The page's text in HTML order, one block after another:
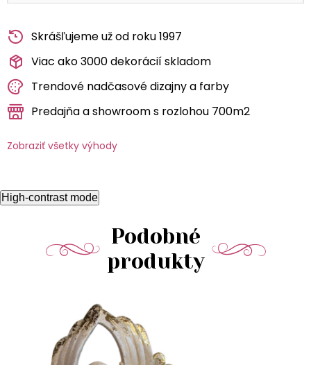
Skrášľujeme už od roku 1997
Viac ako 3000 dekorácií skladom
Trendové nadčasové dizajny a farby
Predajňa a showroom s rozlohou 700m2
Zobraziť všetky výhody
High-contrast mode
Podobné
produkty